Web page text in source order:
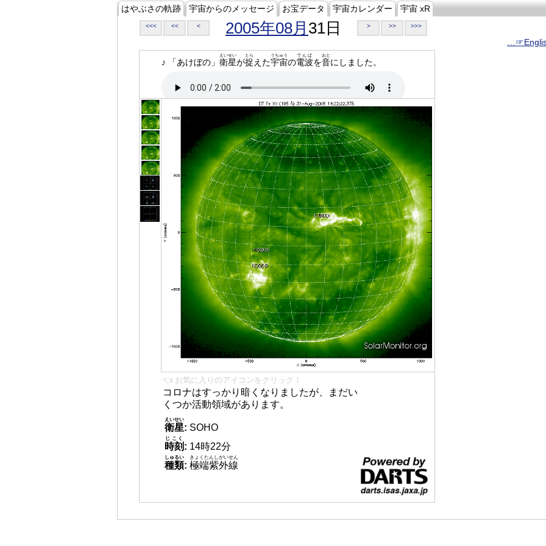
はやぶさの軌跡 宇宙からのメッセージ お宝データ 宇宙カレンダー 宇宙 xR
<<< << < 2005年08月 31日 > >> >>>
♪ 「あけぼの」 衛星
えいせい
が捉
とら
えた宇宙
うちゅう
の電波
でんぱ
を音
おと
にしました。
👈 お気に入りのアイコンをクリック！
コロナはすっかり暗くなりましたが、まだい
くつか活動領域があります。
衛星
えいせい
: SOHO
時刻
じこく
: 14時22分
種類
しゅるい
: 極端紫外線
きょくたんしがいせん